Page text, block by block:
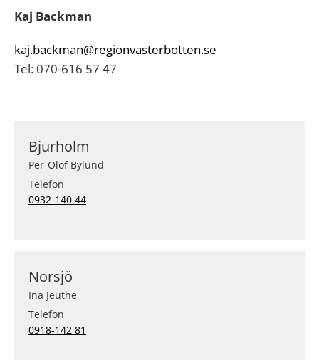
Kaj Backman
kaj.backman@regionvasterbotten.se
Tel: 070-616 57 47
Bjurholm
Per-Olof Bylund
Telefon
0932-140 44
Norsjö
Ina Jeuthe
Telefon
0918-142 81